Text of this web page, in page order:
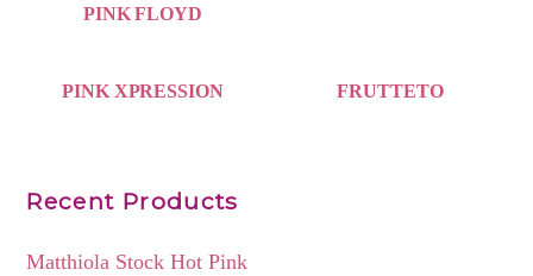
PINK FLOYD
PINK XPRESSION FRUTTETO
Recent Products
Matthiola Stock Hot Pink